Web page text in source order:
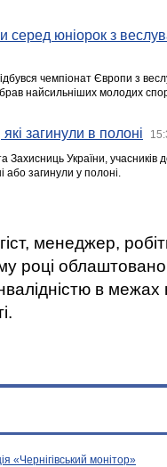
юніорок з
чемпіонат Європи з
найсильніших молодих
загинули в полоні
Захисниць України,
або загинули у полоні.
менеджер,
році
в межах
«Чернігівський монітор»